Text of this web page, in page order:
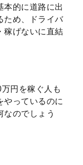
本的に道路に出
ため、ドライバ
稼げないに直結
円を稼ぐ人も
やっているのに
なのでしょう